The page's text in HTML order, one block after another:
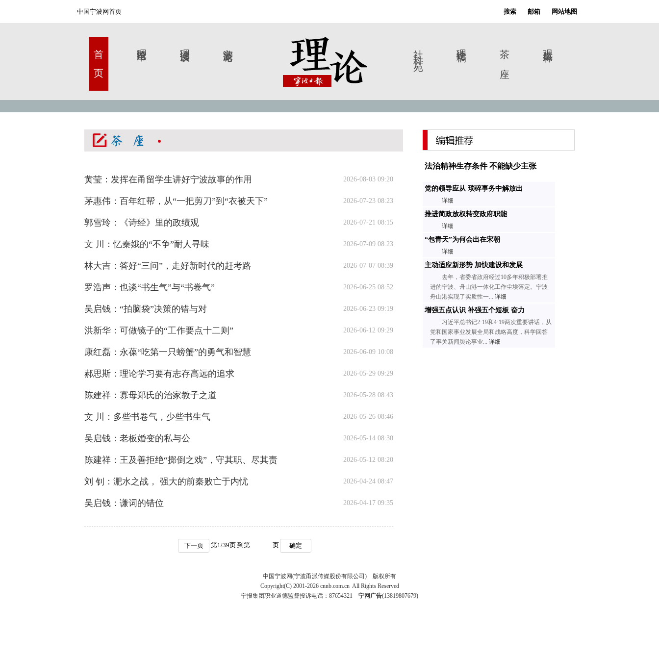
中国宁波网首页 搜索 邮箱 网站地图
首 页 社科苑 茶 座
黄莹：发挥在甬留学生讲好宁波故事的作用 2026-08-03 09:20
茅惠伟：百年红帮，从“一把剪刀”到“衣被天下” 2026-07-23 08:23
郭雪玲：《诗经》里的政绩观 2026-07-21 08:15
文 川：忆秦娥的“不争”耐人寻味 2026-07-09 08:23
林大吉：答好“三问”，走好新时代的赶考路 2026-07-07 08:39
罗浩声：也谈“书生气”与“书卷气” 2026-06-25 08:52
吴启钱：“拍脑袋”决策的错与对 2026-06-23 09:19
洪新华：可做镜子的“工作要点十二则” 2026-06-12 09:29
康红磊：永葆“吃第一只螃蟹”的勇气和智慧 2026-06-09 10:08
郝思斯：理论学习要有志存高远的追求 2026-05-29 09:29
陈建祥：寡母郑氏的治家教子之道 2026-05-28 08:43
文 川：多些书卷气，少些书生气 2026-05-26 08:46
吴启钱：老板婚变的私与公 2026-05-14 08:30
陈建祥：王及善拒绝“掷倒之戏”，守其职、尽其责 2026-05-12 08:20
刘 钊：淝水之战， 强大的前秦败亡于内忧 2026-04-24 08:47
吴启钱：谦词的错位 2026-04-17 09:35
下一页 第1/39页 到第 页 确定
法治精神生存条件 不能缺少主张
党的领导应从 琐碎事务中解放出
详细
推进简政放权转变政府职能
详细
“包青天”为何会出在宋朝
详细
主动适应新形势 加快建设和发展
去年，省委省政府经过10多年积极部署推
进的宁波、舟山港一体化工作尘埃落定。宁波
舟山港实现了实质性一... 详细
增强五点认识 补强五个短板 奋力
习近平总书记2·19和4·19两次重要讲话，从
党和国家事业发展全局和战略高度，科学回答
了事关新闻舆论事业... 详细